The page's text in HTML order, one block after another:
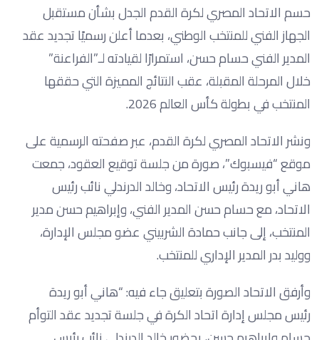
حسم الاتحاد المصري لكرة القدم الجدل بشأن مستقبل
الجهاز الفني للمنتخب الوطني، بعدما أعلن رسميًا تجديد عقد
المدير الفني حسام حسن، استمرارًا لقيادته لـ”الفراعنة”
خلال المرحلة المقبلة، عقب النتائج المميزة التي حققها
المنتخب في بطولة كأس العالم 2026.
ونشر الاتحاد المصري لكرة القدم، عبر صفحته الرسمية على
موقع “فيسبوك”، صورة من جلسة توقيع العقود، جمعت
هاني أبو ريدة رئيس الاتحاد، وخالد الدرندلي نائب رئيس
الاتحاد، مع حسام حسن المدير الفني، وإبراهيم حسن مدير
المنتخب، إلى جانب حمادة الشربيني عضو مجلس الإدارة،
ووليد بدر المدير الإداري للمنتخب.
وأرفق الاتحاد الصورة بتعليق جاء فيه: “هاني أبو ريدة
رئيس مجلس إدارة اتحاد الكرة في جلسة تجديد عقد التوأم